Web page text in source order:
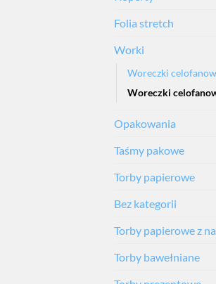
Folia stretch
Worki
Woreczki
Woreczki
Opakowania
Taśmy pakowe
Torby papierowe
Bez kategorii
Torby papierowe z
Torby bawełniane